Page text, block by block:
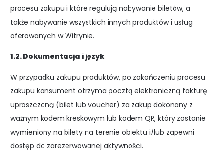
procesu zakupu i które regulują nabywanie biletów, a
także nabywanie wszystkich innych produktów i usług
oferowanych w Witrynie.
1.2. Dokumentacja i język
W przypadku zakupu produktów, po zakończeniu procesu
zakupu konsument otrzyma pocztą elektroniczną fakturę
uproszczoną (bilet lub voucher) za zakup dokonany z
ważnym kodem kreskowym lub kodem QR, który zostanie
wymieniony na bilety na terenie obiektu i/lub zapewni
dostęp do zarezerwowanej aktywności.